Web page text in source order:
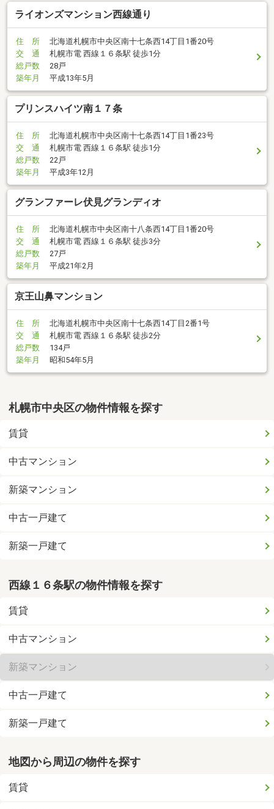
ライオンズマンション西線通り
住 所
北海道札幌市中央区南十七条西14丁目1番20号
交 通
札幌市電 西線１６条駅 徒歩1分
総戸数
28戸
築年月
平成13年5月
プリンスハイツ南１７条
住 所
北海道札幌市中央区南十七条西14丁目1番23号
交 通
札幌市電 西線１６条駅 徒歩1分
総戸数
22戸
築年月
平成3年12月
グランファーレ伏見グランディオ
住 所
北海道札幌市中央区南十八条西14丁目1番20号
交 通
札幌市電 西線１６条駅 徒歩3分
総戸数
27戸
築年月
平成21年2月
京王山鼻マンション
住 所
北海道札幌市中央区南十七条西14丁目2番1号
交 通
札幌市電 西線１６条駅 徒歩2分
総戸数
134戸
築年月
昭和54年5月
札幌市中央区の物件情報を探す
賃貸
中古マンション
新築マンション
中古一戸建て
新築一戸建て
西線１６条駅の物件情報を探す
賃貸
中古マンション
新築マンション
中古一戸建て
新築一戸建て
地図から周辺の物件を探す
賃貸